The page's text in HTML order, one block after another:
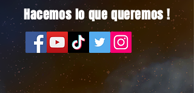
Hacemos lo que queremos !